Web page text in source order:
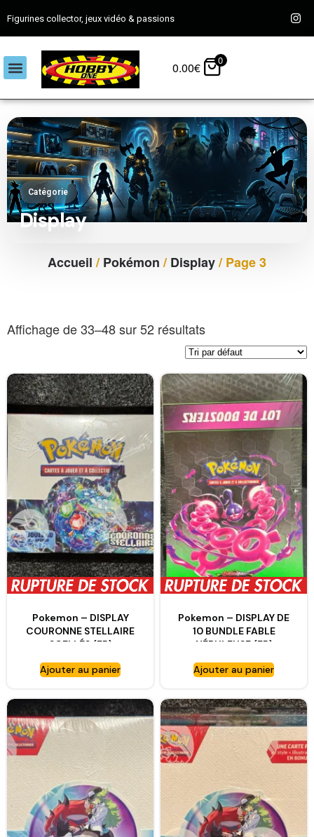
Figurines collector, jeux vidéo & passions
0.00€ 0
Catégorie
Display
Accueil /Pokémon /Display/ Page 3
Affichage de 33–48 sur 52 résultats
Pokemon – DISPLAY
COURONNE STELLAIRE
SCELLÉS (FR)
Ajouter au panier
Pokemon – DISPLAY DE
10 BUNDLE FABLE
NÉBULEUSE (FR)
Ajouter au panier